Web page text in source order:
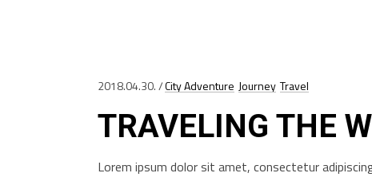
2018.04.30. City Adventure Journey Travel
TRAVELING THE
Lorem ipsum dolor sit amet, consectetur